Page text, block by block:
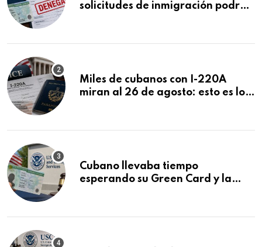
solicitudes de inmigración podrán
Miles de cubanos con I-220A
miran al 26 de agosto: esto es lo
Cubano llevaba tiempo
esperando su Green Card y la